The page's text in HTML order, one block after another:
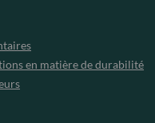
en matière de durabilité